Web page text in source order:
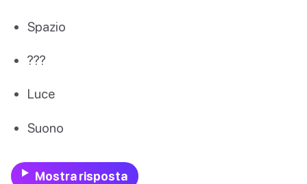
Spazio
???
Luce
Suono
Mostra risposta